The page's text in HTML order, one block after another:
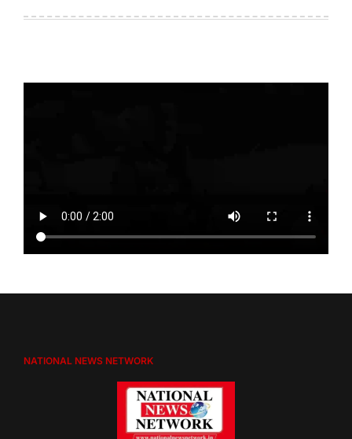
NATIONAL NEWS NETWORK